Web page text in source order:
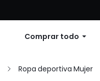
Comprar todo
Ropa deportiva Mujer